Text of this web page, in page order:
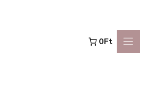
0Ft